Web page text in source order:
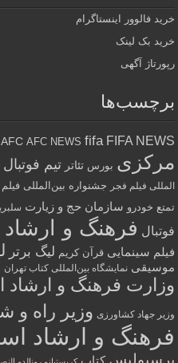
خرید فالوور اینستاگرام
خرید بک لینک
رپورتاژ آگهی
برچسب‌ها
AFC AFC NEWS fifa FIFA NEWS
مرکزی بورس تئاتر تیم
المللی فیلم فجر جشنواره بین‌المللی فیلم
تمتع خودرو سازمان حج و زیارت
فوتبال فرهنگ و
فیلم سینمایی قرآن کریم لیگ برتر
موسیقی نمایشگاه بین‌المللی کتاب تهران
وزارت فرهنگ و ارشاد
وزیر جهاد کشاورزی وزیر راه و
فرهنگ و ارشاد
پرسپولیس